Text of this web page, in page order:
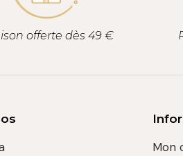
offerte dès 49 €
Mon